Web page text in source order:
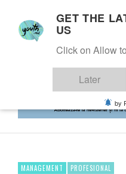
MANAGEMENT PROFESIONAL
GET THE
US
Click on Allow
Later
by